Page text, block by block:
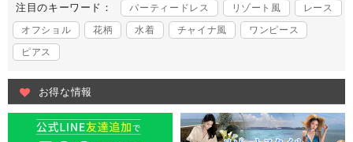
注目のキーワード： パーティードレス リゾート風
レース
オフショル
花柄 水着 チャイナ風
ワンピース
ピアス
お得な情報